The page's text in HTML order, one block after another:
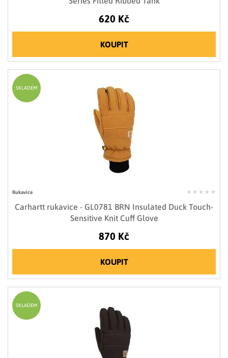
620 Kč
KOUPIT
Rukavice
Carhartt rukavice - GL0781 BRN Insulated Duck Touch-
Sensitive Knit Cuff Glove
870 Kč
KOUPIT
SKLADEM
SKLADEM